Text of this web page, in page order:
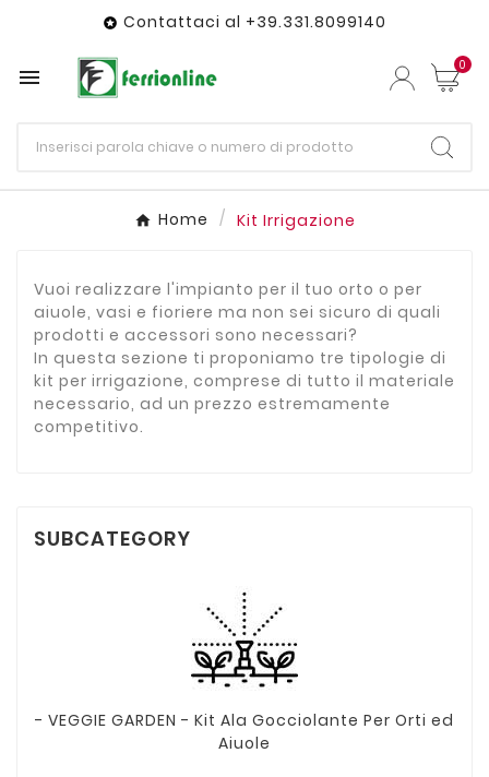
 Contattaci al +39.331.8099140
 0
Home Kit Irrigazione
Vuoi realizzare l'impianto per il tuo orto o per
aiuole, vasi e fioriere ma non sei sicuro di quali
prodotti e accessori sono necessari?
In questa sezione ti proponiamo tre tipologie di
kit per irrigazione, comprese di tutto il materiale
necessario, ad un prezzo estremamente
competitivo.
SUBCATEGORY
- VEGGIE GARDEN - Kit Ala Gocciolante Per Orti ed
Aiuole